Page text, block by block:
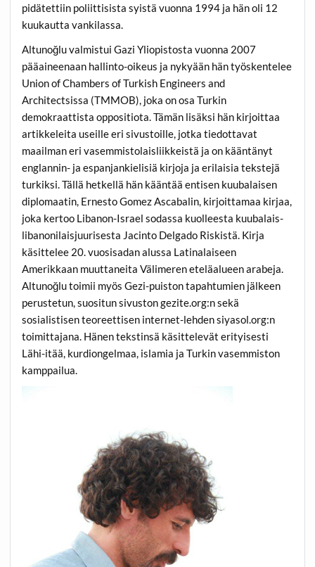
pidätettiin poliittisista syistä vuonna 1994 ja hän oli 12
kuukautta vankilassa.
Altunoğlu valmistui Gazi Yliopistosta vuonna 2007
pääaineenaan hallinto-oikeus ja nykyään hän työskentelee
Union of Chambers of Turkish Engineers and
Architectsissa (TMMOB), joka on osa Turkin
demokraattista oppositiota. Tämän lisäksi hän kirjoittaa
artikkeleita useille eri sivustoille, jotka tiedottavat
maailman eri vasemmistolaisliikkeistä ja on kääntänyt
englannin- ja espanjankielisiä kirjoja ja erilaisia tekstejä
turkiksi. Tällä hetkellä hän kääntää entisen kuubalaisen
diplomaatin, Ernesto Gomez Ascabalin, kirjoittamaa kirjaa,
joka kertoo Libanon-Israel sodassa kuolleesta kuubalais-
libanonilaisjuurisesta Jacinto Delgado Riskistä. Kirja
käsittelee 20. vuosisadan alussa Latinalaiseen
Amerikkaan muuttaneita Välimeren eteläalueen arabeja.
Altunoğlu toimii myös Gezi-puiston tapahtumien jälkeen
perustetun, suositun sivuston gezite.org:n sekä
sosialistisen teoreettisen internet-lehden siyasol.org:n
toimittajana. Hänen tekstinsä käsittelevät erityisesti
Lähi-itää, kurdiongelmaa, islamia ja Turkin vasemmiston
kamppailua.